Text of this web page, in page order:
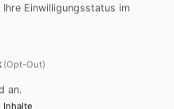
Einwilligungsstatus im
(Opt-Out)
an.
Inhalte